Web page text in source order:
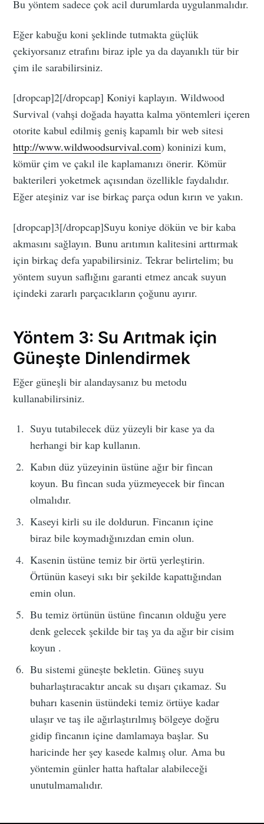
Bu yöntem sadece çok acil durumlarda uygulanmalıdır.
Eğer kabuğu koni şeklinde tutmakta güçlük
çekiyorsanız etrafını biraz iple ya da dayanıklı tür bir
çim ile sarabilirsiniz.
[dropcap]2[/dropcap] Koniyi kaplayın. Wildwood
Survival (vahşi doğada hayatta kalma yöntemleri içeren
otorite kabul edilmiş geniş kapamlı bir web sitesi
http://www.wildwoodsurvival.com) koninizi kum,
kömür çim ve çakıl ile kaplamanızı önerir. Kömür
bakterileri yoketmek açısından özellikle faydalıdır.
Eğer ateşiniz var ise birkaç parça odun kırın ve yakın.
[dropcap]3[/dropcap]Suyu koniye dökün ve bir kaba
akmasını sağlayın. Bunu arıtımın kalitesini arttırmak
için birkaç defa yapabilirsiniz. Tekrar belirtelim; bu
yöntem suyun saflığını garanti etmez ancak suyun
içindeki zararlı parçacıkların çoğunu ayırır.
Yöntem 3: Su Arıtmak için
Güneşte Dinlendirmek
Eğer güneşli bir alandaysanız bu metodu
kullanabilirsiniz.
Suyu tutabilecek düz yüzeyli bir kase ya da
herhangi bir kap kullanın.
Kabın düz yüzeyinin üstüne ağır bir fincan
koyun. Bu fincan suda yüzmeyecek bir fincan
olmalıdır.
Kaseyi kirli su ile doldurun. Fincanın içine
biraz bile koymadığınızdan emin olun.
Kasenin üstüne temiz bir örtü yerleştirin.
Örtünün kaseyi sıkı bir şekilde kapattığından
emin olun.
Bu temiz örtünün üstüne fincanın olduğu yere
denk gelecek şekilde bir taş ya da ağır bir cisim
koyun .
Bu sistemi güneşte bekletin. Güneş suyu
buharlaştıracaktır ancak su dışarı çıkamaz. Su
buharı kasenin üstündeki temiz örtüye kadar
ulaşır ve taş ile ağırlaştırılmış bölgeye doğru
gidip fincanın içine damlamaya başlar. Su
haricinde her şey kasede kalmış olur. Ama bu
yöntemin günler hatta haftalar alabileceği
unutulmamalıdır.